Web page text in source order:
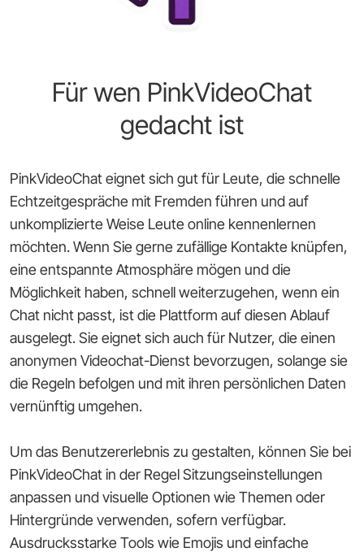
Für wen PinkVideoChat
gedacht ist
PinkVideoChat eignet sich gut für Leute, die schnelle
Echtzeitgespräche mit Fremden führen und auf
unkomplizierte Weise Leute online kennenlernen
möchten. Wenn Sie gerne zufällige Kontakte knüpfen,
eine entspannte Atmosphäre mögen und die
Möglichkeit haben, schnell weiterzugehen, wenn ein
Chat nicht passt, ist die Plattform auf diesen Ablauf
ausgelegt. Sie eignet sich auch für Nutzer, die einen
anonymen Videochat-Dienst bevorzugen, solange sie
die Regeln befolgen und mit ihren persönlichen Daten
vernünftig umgehen.
Um das Benutzererlebnis zu gestalten, können Sie bei
PinkVideoChat in der Regel Sitzungseinstellungen
anpassen und visuelle Optionen wie Themen oder
Hintergründe verwenden, sofern verfügbar.
Ausdrucksstarke Tools wie Emojis und einfache